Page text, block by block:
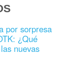
por sorpresa
¿Qué
nuevas